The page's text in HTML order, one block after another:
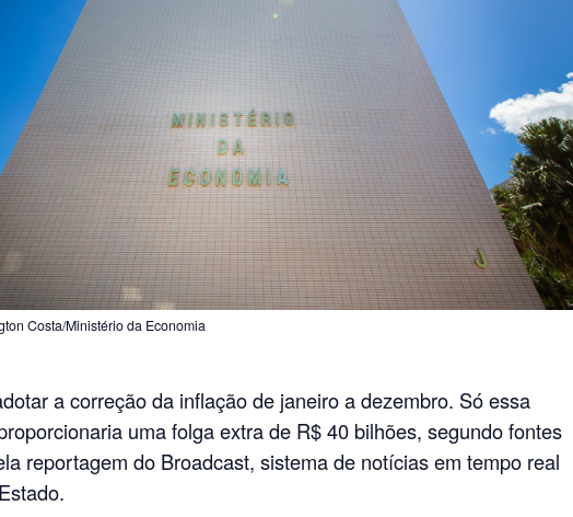
Costa/Ministério da Economia
a correção da inflação de janeiro a dezembro. Só essa
uma folga extra de R$ 40 bilhões, segundo fontes
reportagem do Broadcast, sistema de notícias em tempo real